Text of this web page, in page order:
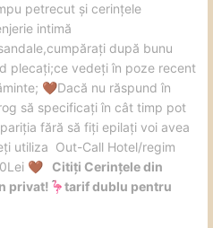
petrecut și cerințele
intimă
după bunu
plecați;ce vedeți în poze recent
🤎Dacă nu răspund în
să specificați în cât timp pot
fără să fiți epilați voi avea
utiliza Out-Call Hotel/regim
🤎
Citiți Cerințele din
privat! 🦩tarif dublu pentru